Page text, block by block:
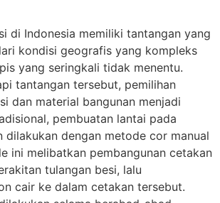
di Indonesia memiliki tantangan yang
kondisi geografis yang kompleks
yang seringkali tidak menentu.
tantangan tersebut, pemilihan
dan material bangunan menjadi
pembuatan lantai pada
dilakukan dengan metode cor manual
ini melibatkan pembangunan cetakan
tulangan besi, lalu
cair ke dalam cetakan tersebut.